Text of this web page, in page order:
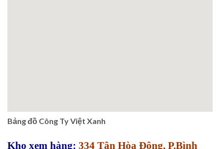
Bảng đồ Công Ty Việt Xanh
Kho xem hàng: 334 Tân Hòa Đông, P.Bình